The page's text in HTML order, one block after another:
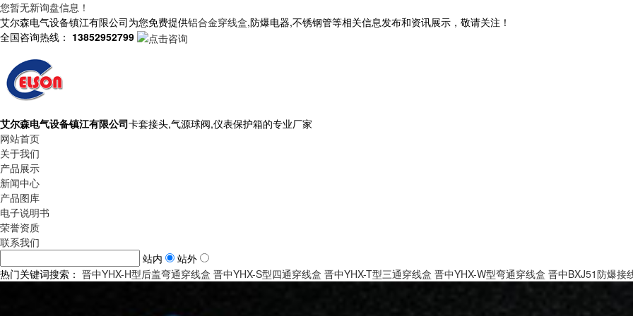
您暂无新询盘信息！
艾尔森电气设备镇江有限公司为您免费提供铝合金穿线盒,防爆电器,不锈钢管等相关信息发布和资讯展示，敬请关注！
全国咨询热线： 13852952799
艾尔森电气设备镇江有限公司卡套接头,气源球阀,仪表保护箱的专业厂家
网站首页
关于我们
产品展示
新闻中心
产品图库
电子说明书
荣誉资质
联系我们
站内
站外
热门关键词搜索： 晋中YHX-H型后盖弯通穿线盒 晋中YHX-S型四通穿线盒 晋中YHX-T型三通穿线盒 晋中YHX-W型弯通穿线盒 晋中BXJ51防爆接